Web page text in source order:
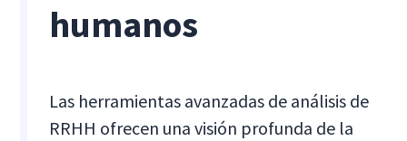
humanos
Las herramientas avanzadas de análisis de
RRHH ofrecen una visión profunda de la